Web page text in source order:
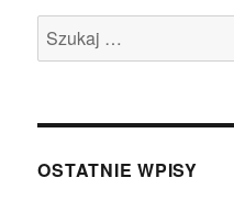
Szukaj:
OSTATNIE WPISY